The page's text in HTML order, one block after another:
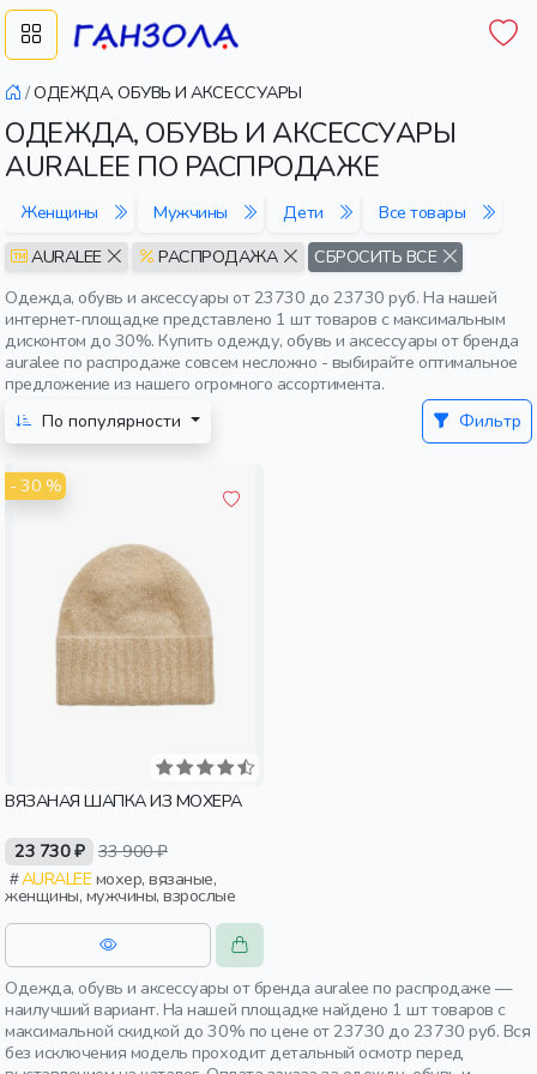
/ОДЕЖДА, ОБУВЬ И АКСЕССУАРЫ
ОДЕЖДА, ОБУВЬ И АКСЕССУАРЫ
AURALEE ПО РАСПРОДАЖЕ
Женщины Мужчины Дети
Все товары
AURALEE
РАСПРОДАЖА
СБРОСИТЬ ВСЕ
Одежда, обувь и аксессуары от 23730 до 23730 руб. На нашей
интернет-площадке представлено 1 шт товаров с максимальным
дисконтом до 30%. Купить одежду, обувь и аксессуары от бренда
auralee по распродаже совсем несложно - выбирайте оптимальное
предложение из нашего огромного ассортимента.
По популярности
Фильтр
- 30 %
ВЯЗАНАЯ ШАПКА ИЗ МОХЕРА
23 730 ₽ 33 900 ₽
AURALEEмохер, вязаные,
женщины, мужчины, взрослые
Одежда, обувь и аксессуары от бренда auralee по распродаже —
наилучший вариант. На нашей площадке найдено 1 шт товаров с
максимальной скидкой до 30% по цене от 23730 до 23730 руб. Вся
без исключения модель проходит детальный осмотр перед